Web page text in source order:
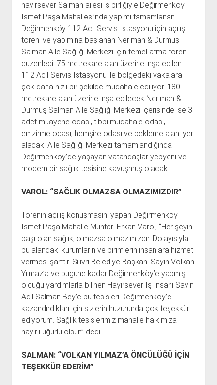
hayırsever Salman ailesi iş birliğiyle Değirmenköy
İsmet Paşa Mahallesi’nde yapımı tamamlanan
Değirmenköy 112 Acil Servis İstasyonu için açılış
töreni ve yapımına başlanan Neriman & Durmuş
Salman Aile Sağlığı Merkezi için temel atma töreni
düzenledi. 75 metrekare alan üzerine inşa edilen
112 Acil Servis İstasyonu ile bölgedeki vakalara
çok daha hızlı bir şekilde müdahale ediliyor. 180
metrekare alan üzerine inşa edilecek Neriman &
Durmuş Salman Aile Sağlığı Merkezi içerisinde ise 3
adet muayene odası, tıbbi müdahale odası,
emzirme odası, hemşire odası ve bekleme alanı yer
alacak. Aile Sağlığı Merkezi tamamlandığında
Değirmenköy’de yaşayan vatandaşlar yepyeni ve
modern bir sağlık tesisine kavuşmuş olacak.
VAROL: “SAĞLIK OLMAZSA OLMAZIMIZDIR”
Törenin açılış konuşmasını yapan Değirmenköy
İsmet Paşa Mahalle Muhtarı Erkan Varol, “Her şeyin
başı olan sağlık, olmazsa olmazımızdır. Dolayısıyla
bu alandaki kurumların ve birimlerin insanlara hizmet
vermesi şarttır. Silivri Belediye Başkanı Sayın Volkan
Yılmaz’a ve bugüne kadar Değirmenköy’e yapmış
olduğu yardımlarla bilinen Hayırsever İş İnsanı Sayın
Adil Salman Bey’e bu tesisleri Değirmenköy’e
kazandırdıkları için sizlerin huzurunda çok teşekkür
ediyorum. Sağlık tesislerimiz mahalle halkımıza
hayırlı uğurlu olsun” dedi.
SALMAN: “VOLKAN YILMAZ’A ÖNCÜLÜĞÜ İÇİN
TEŞEKKÜR EDERİM”